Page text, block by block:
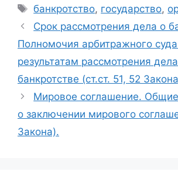
Метки
банкротство, государство,
Срок рассмотрения дела о
Полномочия арбитражного
результатам рассмотрения
банкротстве (ст.ст. 51, 52
Мировое соглашение.
о заключении мирового
Закона).